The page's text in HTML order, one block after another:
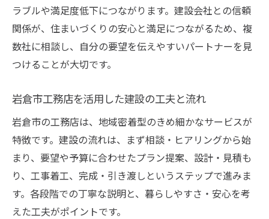
建設会社と長く付き合うためのポイント
建設を軸にした家づくりのポイント紹介
建設を軸にした家づくりの重要なステップ
建設のデザイン性と機能性を両立する方法
GO OUT 最新号も参考にした建設事例紹介
建設プロデュースで叶える希望の間取り
快適な暮らしを建設で手に入れるコツ
建設視点で考える快適な住まいの条件
建設の工夫で暮らしやすさを高める方法
ラブルや満足度低下につながります。建設会社との信頼
関係が、住まいづくりの安心と満足につながるため、複
数社に相談し、自分の要望を伝えやすいパートナーを見
つけることが大切です。
岩倉市工務店を活用した建設の工夫と流れ
岩倉市の工務店は、地域密着型のきめ細かなサービスが
特徴です。建設の流れは、まず相談・ヒアリングから始
まり、要望や予算に合わせたプラン提案、設計・見積も
り、工事着工、完成・引き渡しというステップで進みま
す。各段階での丁寧な説明と、暮らしやすさ・安心を考
えた工夫がポイントです。